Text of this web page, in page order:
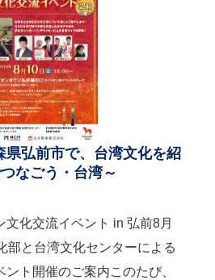
県弘前市で、台湾文化を紹
なごう・台湾～
文化交流イベント in 弘前8月
部と台湾文化センターによる
ント開催のご案内このたび、